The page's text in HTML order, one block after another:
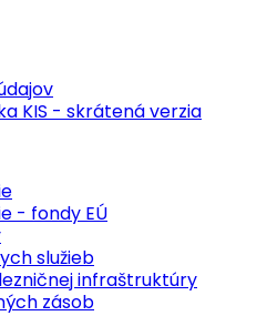
KIS - skrátená verzia
- fondy EÚ
služieb
infraštruktúry
zásob